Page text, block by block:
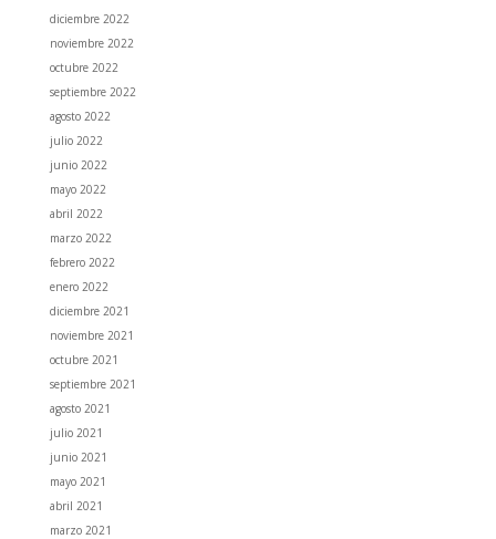
diciembre 2022
noviembre 2022
octubre 2022
septiembre 2022
agosto 2022
julio 2022
junio 2022
mayo 2022
abril 2022
marzo 2022
febrero 2022
enero 2022
diciembre 2021
noviembre 2021
octubre 2021
septiembre 2021
agosto 2021
julio 2021
junio 2021
mayo 2021
abril 2021
marzo 2021